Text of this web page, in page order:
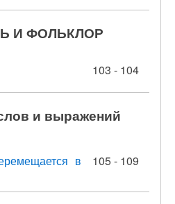
И ФОЛЬКЛОР
103 - 104
и выражений
в
105 - 109